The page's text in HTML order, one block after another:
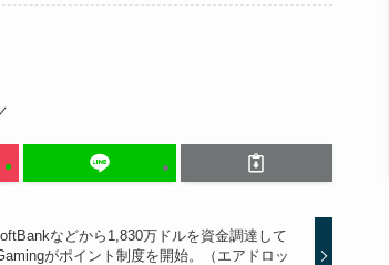
などから1,830万ドルを資金調達して
がポイント制度を開始。（エアドロッ